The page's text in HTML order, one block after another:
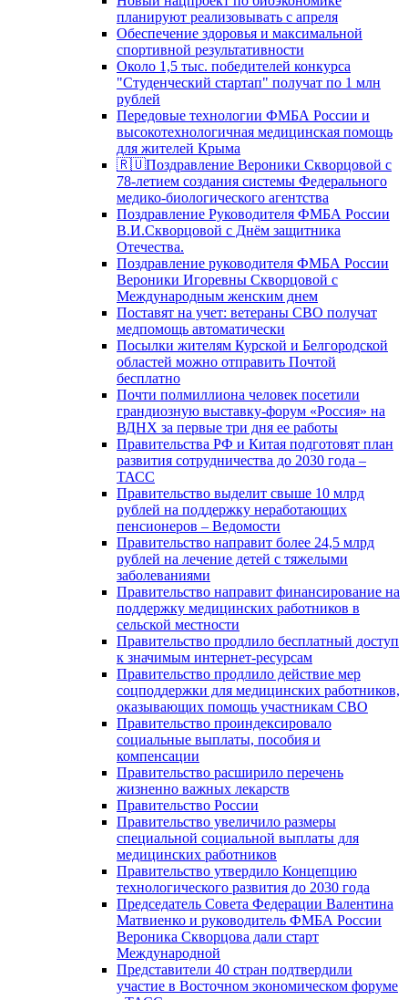
планируют реализовывать с апреля
Обеспечение здоровья и максимальной
спортивной результативности
Около 1,5 тыс. победителей конкурса
"Студенческий стартап" получат по 1 млн
рублей
Передовые технологии ФМБА России и
высокотехнологичная медицинская помощь
для жителей Крыма
🇷🇺Поздравление Вероники Скворцовой с
78-летием создания системы Федерального
медико-биологического агентства
Поздравление Руководителя ФМБА России
В.И.Скворцовой с Днём защитника
Отечества.
Поздравление руководителя ФМБА России
Вероники Игоревны Скворцовой с
Международным женским днем
Поставят на учет: ветераны СВО получат
медпомощь автоматически
Посылки жителям Курской и Белгородской
областей можно отправить Почтой
бесплатно
Почти полмиллиона человек посетили
грандиозную выставку-форум «Россия» на
ВДНХ за первые три дня ее работы
Правительства РФ и Китая подготовят план
развития сотрудничества до 2030 года –
ТАСС
Правительство выделит свыше 10 млрд
рублей на поддержку неработающих
пенсионеров – Ведомости
Правительство направит более 24,5 млрд
рублей на лечение детей с тяжелыми
заболеваниями
Правительство направит финансирование на
поддержку медицинских работников в
сельской местности
Правительство продлило бесплатный доступ
к значимым интернет-ресурсам
Правительство продлило действие мер
соцподдержки для медицинских работников,
оказывающих помощь участникам СВО
Правительство проиндексировало
социальные выплаты, пособия и
компенсации
Правительство расширило перечень
жизненно важных лекарств
Правительство России
Правительство увеличило размеры
специальной социальной выплаты для
медицинских работников
Правительство утвердило Концепцию
технологического развития до 2030 года
Председатель Совета Федерации Валентина
Матвиенко и руководитель ФМБА России
Вероника Скворцова дали старт
Международной
Представители 40 стран подтвердили
участие в Восточном экономическом форуме